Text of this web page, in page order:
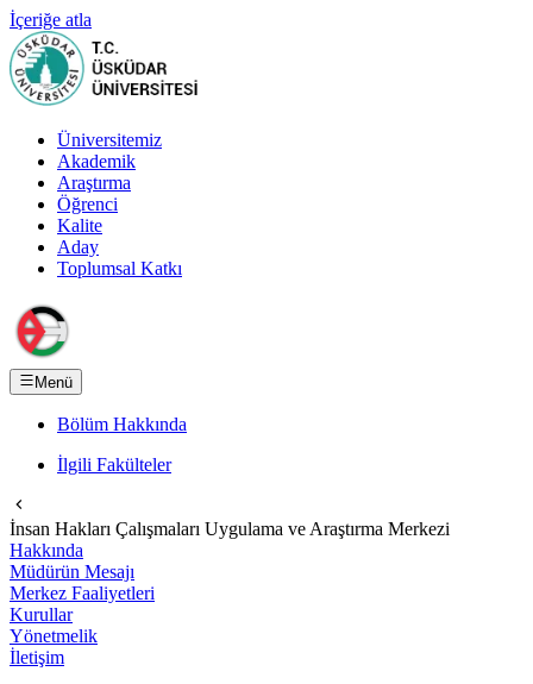
İçeriğe atla
Üniversitemiz
Akademik
Araştırma
Öğrenci
Kalite
Aday
Toplumsal Katkı
Menü
Bölüm Hakkında
İlgili Fakülteler
İnsan Hakları Çalışmaları Uygulama ve Araştırma Merkezi
Hakkında
Müdürün Mesajı
Merkez Faaliyetleri
Kurullar
Yönetmelik
İletişim